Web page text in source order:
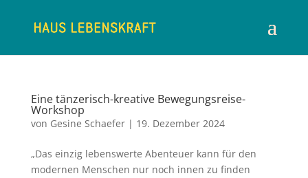
Eine tänzerisch-kreative Bewegungsreise-
Workshop
von Gesine Schaefer| 19. Dezember 2024
„Das einzig lebenswerte Abenteuer kann für den
modernen Menschen nur noch innen zu finden